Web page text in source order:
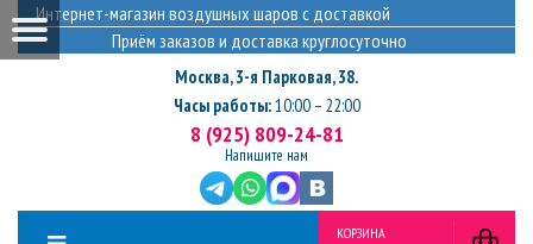
Интернет-магазин воздушных шаров с доставкой
Приём заказов и доставка круглосуточно
Москва,3-я Парковая, 38.
Часы работы:10:00 – 22:00
8 (925) 809-24-81
Напишите нам
КОРЗИНА